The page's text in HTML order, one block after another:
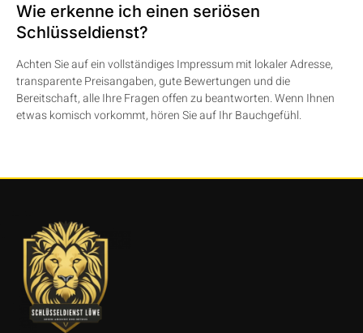
Wie erkenne ich einen seriösen
Schlüsseldienst?
Achten Sie auf ein vollständiges Impressum mit lokaler Adresse,
transparente Preisangaben, gute Bewertungen und die
Bereitschaft, alle Ihre Fragen offen zu beantworten. Wenn Ihnen
etwas komisch vorkommt, hören Sie auf Ihr Bauchgefühl.